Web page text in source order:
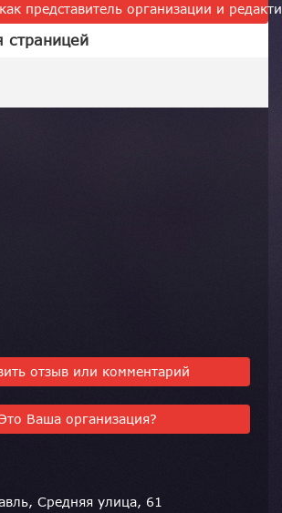
представитель организации и
страницей
отзыв или комментарий
Ваша организация?
Средняя улица, 61